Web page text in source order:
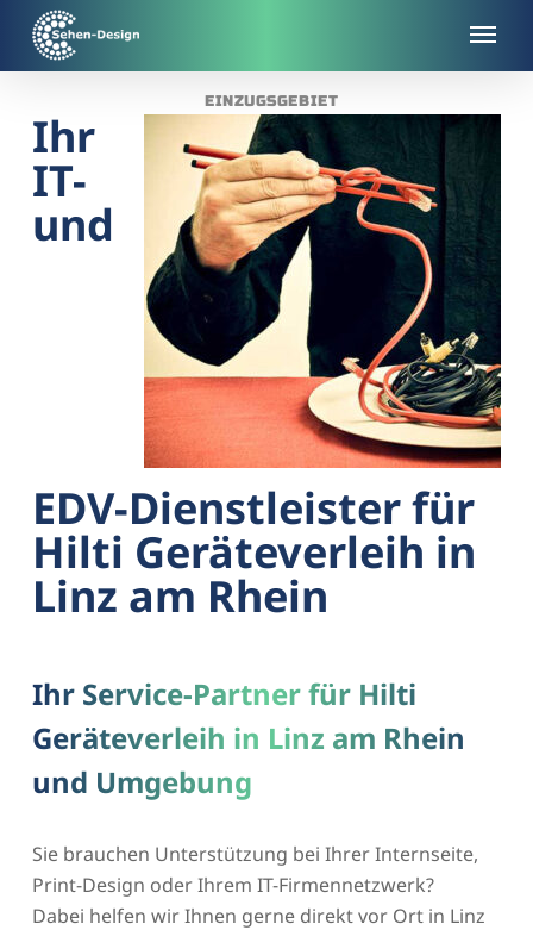
main
EINZUGSGEBIET
Ihr
IT-
und
EDV-Dienstleister für
Hilti Geräteverleih in
Linz am Rhein
Ihr Service-Partner für Hilti
Geräteverleih in Linz am Rhein
und Umgebung
Sie brauchen Unterstützung bei Ihrer Internseite,
Print-Design oder Ihrem IT-Firmennetzwerk?
Dabei helfen wir Ihnen gerne direkt vor Ort in Linz